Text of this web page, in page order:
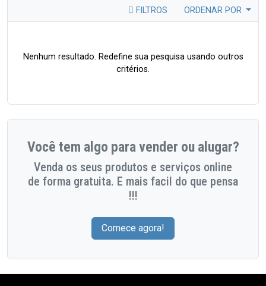
FILTROS ORDENAR POR
Nenhum resultado. Redefine sua pesquisa usando outros
critérios.
Você tem algo para vender ou alugar?
Venda os seus produtos e serviços online
de forma gratuita. E mais facil do que pensa
!!!
Comece agora!